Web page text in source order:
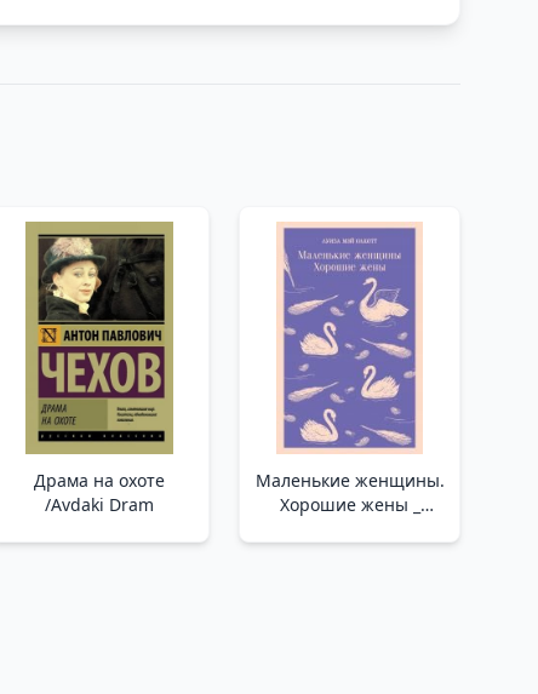
Драма на охоте
/Avdaki Dram
Маленькие женщины.
Хорошие жены _